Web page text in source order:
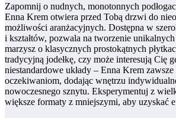
Zapomnij o nudnych, monotonnych
Enna Krem otwiera przed Tobą drzwi do
możliwości aranżacyjnych. Dostępna w
i kształtów, pozwala na tworzenie
marzysz o klasycznych prostokątnych
tradycyjną jodełkę, czy może interesują Cię
niestandardowe układy – Enna Krem
oczekiwaniom, dodając wnętrzu
nowoczesnego sznytu. Eksperymentuj z
większe formaty z mniejszymi, aby uzyskać